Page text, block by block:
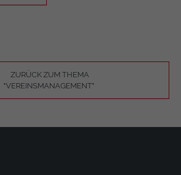
ZURÜCK ZUM THEMA
"VEREINSMANAGEMENT"